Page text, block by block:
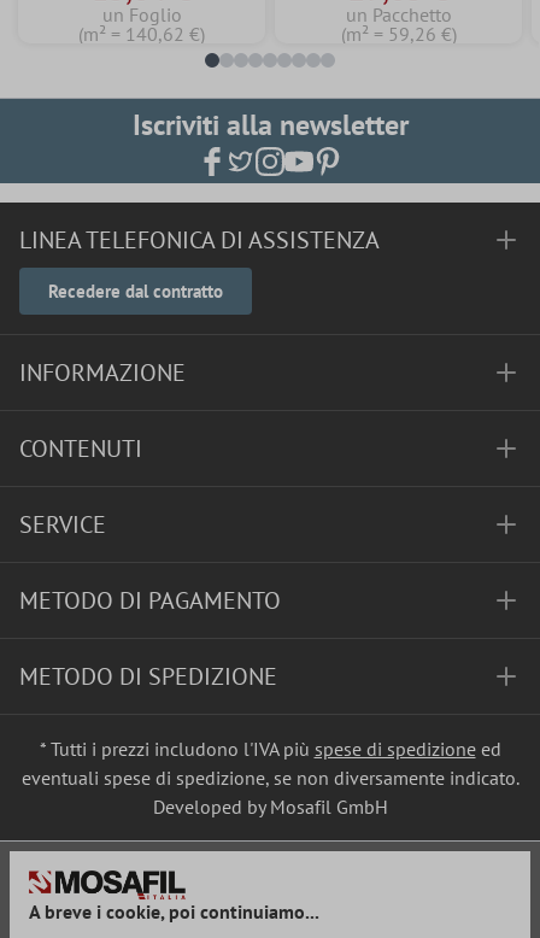
un Foglio
(m² = 140,62 €)
un Pacchetto
(m² = 59,26 €)
Iscriviti alla newsletter
LINEA TELEFONICA DI ASSISTENZA
Recedere dal contratto
INFORMAZIONE
CONTENUTI
SERVICE
METODO DI PAGAMENTO
METODO DI SPEDIZIONE
* Tutti i prezzi includono l'IVA più spese di spedizioneed
eventuali spese di spedizione, se non diversamente indicato.
Developed by Mosafil GmbH
A breve i cookie, poi continuiamo...